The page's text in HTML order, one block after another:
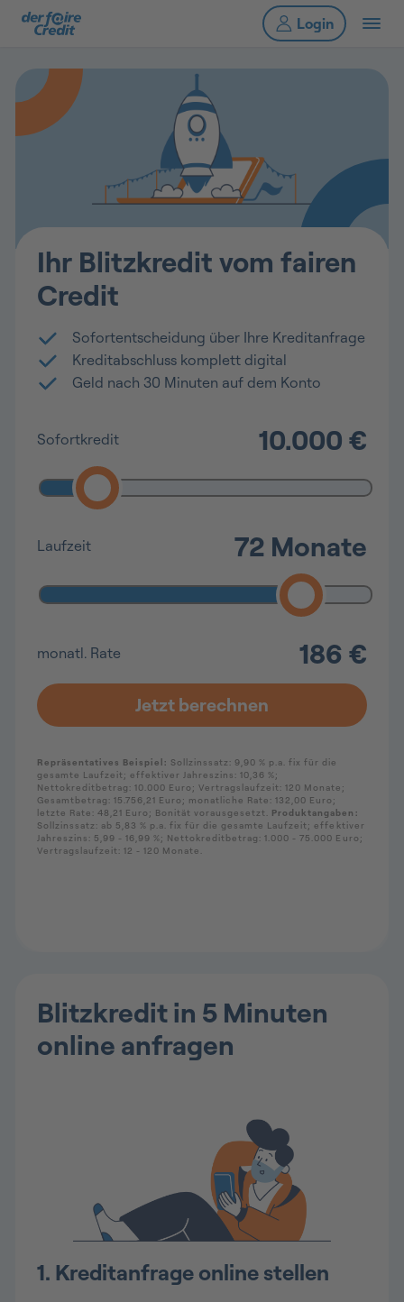
Ihr Blitzkredit vom fairen
Credit
Sofortentscheidung über Ihre Kreditanfrage
Kreditabschluss komplett digital
Geld nach 30 Minuten auf dem Konto
Blitzkredit in 5 Minuten
online anfragen
1. Kreditanfrage online stellen